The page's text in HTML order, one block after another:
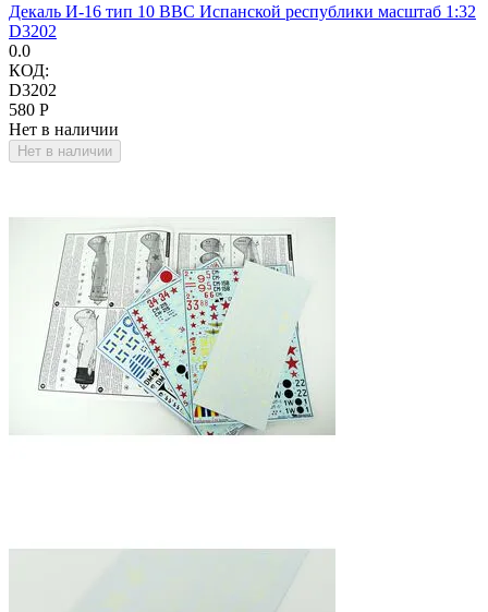
Декаль И-16 тип 10 ВВС Испанской республики масштаб 1:32
D3202
0.0
КОД:
D3202
‍580‍ Р
Нет в наличии
Нет в наличии